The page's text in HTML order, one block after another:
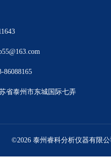
86088165
省泰州市东城国际七弄
©2026 泰州睿科分析仪器有限